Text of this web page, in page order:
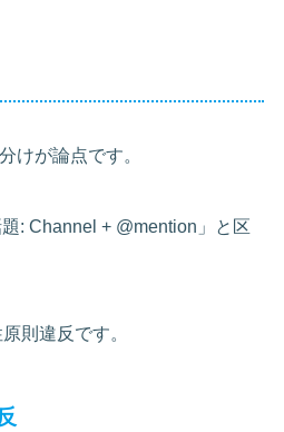
けが論点です。
: Channel + @mention」と区
則違反です。